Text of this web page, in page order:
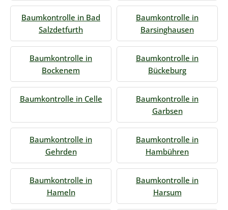
Baumkontrolle in Bad
Salzdetfurth
Baumkontrolle in
Barsinghausen
Baumkontrolle in
Bockenem
Baumkontrolle in
Bückeburg
Baumkontrolle in Celle
Baumkontrolle in
Garbsen
Baumkontrolle in
Gehrden
Baumkontrolle in
Hambühren
Baumkontrolle in
Hameln
Baumkontrolle in
Harsum